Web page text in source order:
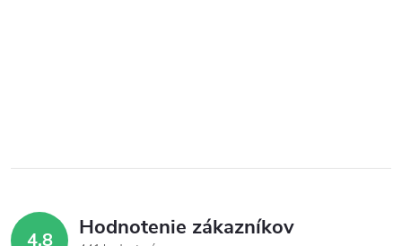
4,8 Hodnotenie zákazníkov